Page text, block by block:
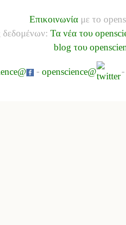
Επικοινωνία με το
δεδομένων: Τα νέα του
blog του
- openscience@